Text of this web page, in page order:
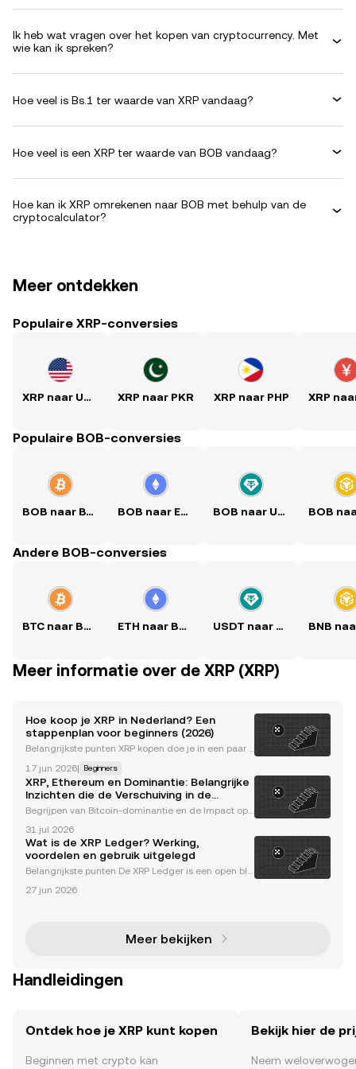
Ik heb wat vragen over het kopen van cryptocurrency. Met
wie kan ik spreken?
Hoe veel is Bs.1 ter waarde van XRP vandaag?
Hoe veel is een XRP ter waarde van BOB vandaag?
Hoe kan ik XRP omrekenen naar BOB met behulp van de
cryptocalculator?
Meer ontdekken
Populaire XRP-conversies
XRP naar USD XRP naar PKR XRP naar PHP
Populaire BOB-conversies
BOB naar BTC BOB naar ETH BOB naar USDT
Andere BOB-conversies
BTC naar BOB ETH naar BOB USDT naar BOB
Meer informatie over de XRP (XRP)
Hoe koop je XRP in Nederland? Een
stappenplan voor beginners (2026)
Belangrijkste punten XRP kopen doe je in een paar s
en je aankoop plaatsen. Controleer altijd de actuele
koers voordat je XRP koopt, want de prijs kan
17 jun 2026| Beginners
XRP, Ethereum en Dominantie: Belangrijke
Inzichten die de Verschuiving in de
Altcoin-markt Aansturen
Begrijpen van Bitcoin-dominantie en de Impact op
d een cruciale maatstaf om trends in de cryptomar
kt te begrijpen. Historisch gezien weerspiegelt d
31 jul 2026
Wat is de XRP Ledger? Werking,
voordelen en gebruik uitgelegd
Belangrijkste punten De XRP Ledger is een open blo
overboekingen. Hij gebruikt geen proof-of-work of p
27 jun 2026
Meer bekijken
Handleidingen
Ontdek hoe je XRP kunt kopen
Beginnen met crypto kan
Bekijk hier de
Neem